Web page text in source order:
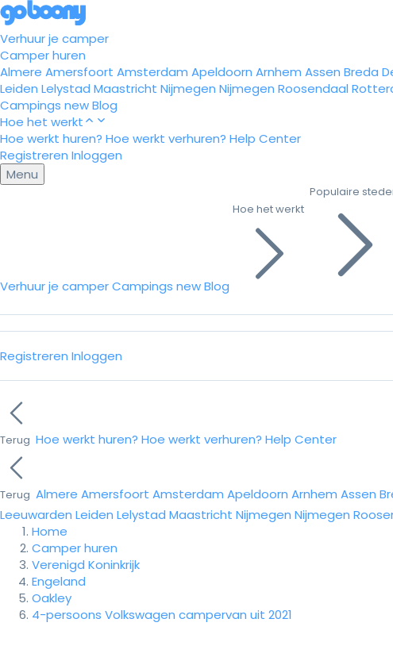
Verhuur je camper
Camper huren
Almere Amersfoort Amsterdam Apeldoorn Arnhem Assen Breda
Leiden Lelystad Maastricht Nijmegen Nijmegen Roosendaal
Campings newBlog
Hoe het werkt
Hoe werkt huren? Hoe werkt verhuren? Help Center
Registreren Inloggen
Menu
Verhuur je camperCampings newBlog
Hoe het werkt
Populaire
Registreren Inloggen
Terug Hoe werkt huren? Hoe werkt verhuren? Help Center
Terug Almere Amersfoort Amsterdam Apeldoorn Arnhem Assen
Leeuwarden Leiden Lelystad Maastricht Nijmegen Nijmegen
Home
Camper huren
Verenigd Koninkrijk
Engeland
Oakley
4-persoons Volkswagen campervan uit 2021